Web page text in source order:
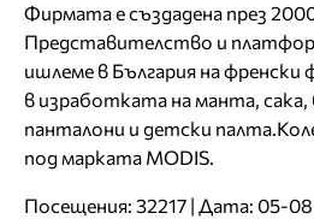
Фирмата е създадена през
Представителство и
ишлеме в България на френски
в изработката на манта, сака,
панталони и детски
под марката MODIS.
Посещения: 32217 | Дата: 05-